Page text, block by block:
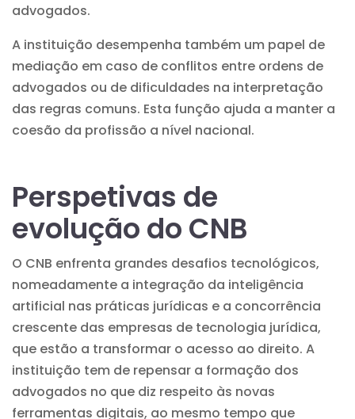
advogados.
A instituição desempenha também um papel de
mediação em caso de conflitos entre ordens de
advogados ou de dificuldades na interpretação
das regras comuns. Esta função ajuda a manter a
coesão da profissão a nível nacional.
Perspetivas de
evolução do CNB
O CNB enfrenta grandes desafios tecnológicos,
nomeadamente a integração da inteligência
artificial nas práticas jurídicas e a concorrência
crescente das empresas de tecnologia jurídica,
que estão a transformar o acesso ao direito. A
instituição tem de repensar a formação dos
advogados no que diz respeito às novas
ferramentas digitais, ao mesmo tempo que